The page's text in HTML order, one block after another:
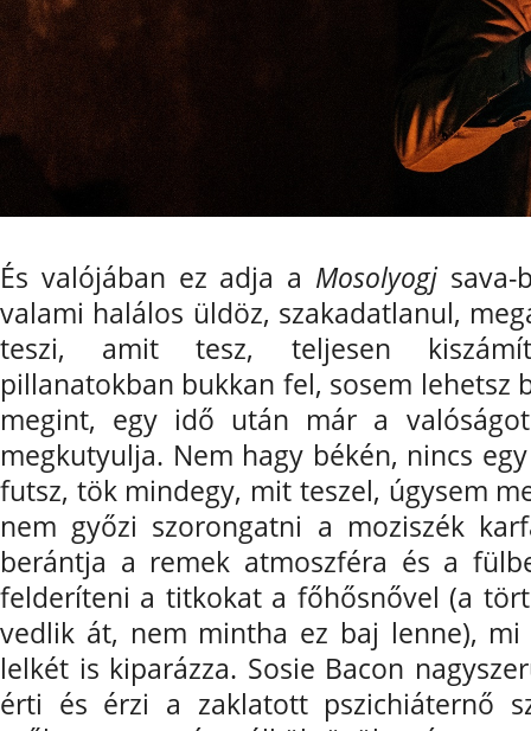
És valójában ez adja a Mosolyogj
valami halálos üldöz, szakadatlanul,
teszi, amit tesz, teljesen
pillanatokban bukkan fel, sosem lehetsz
megint, egy idő után már a
megkutyulja. Nem hagy békén, nincs
futsz, tök mindegy, mit teszel, úgysem
nem győzi szorongatni a moziszék
berántja a remek atmoszféra és a
felderíteni a titkokat a főhősnővel (a
vedlik át, nem mintha ez baj lenne),
lelkét is kiparázza. Sosie Bacon
érti és érzi a zaklatott pszichiáternő